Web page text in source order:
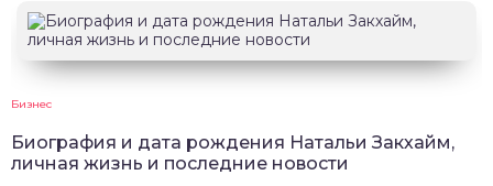
Бизнес
Биография и дата рождения Натальи Закхайм,
личная жизнь и последние новости